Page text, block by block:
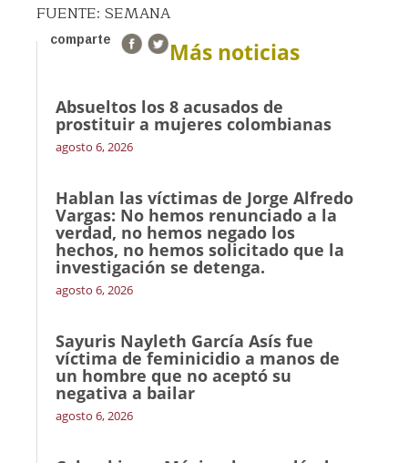
FUENTE: SEMANA
comparte Más noticias
Absueltos los 8 acusados de
prostituir a mujeres colombianas
agosto 6, 2026
Hablan las víctimas de Jorge Alfredo
Vargas: No hemos renunciado a la
verdad, no hemos negado los
hechos, no hemos solicitado que la
investigación se detenga.
agosto 6, 2026
Sayuris Nayleth García Asís fue
víctima de feminicidio a manos de
un hombre que no aceptó su
negativa a bailar
agosto 6, 2026